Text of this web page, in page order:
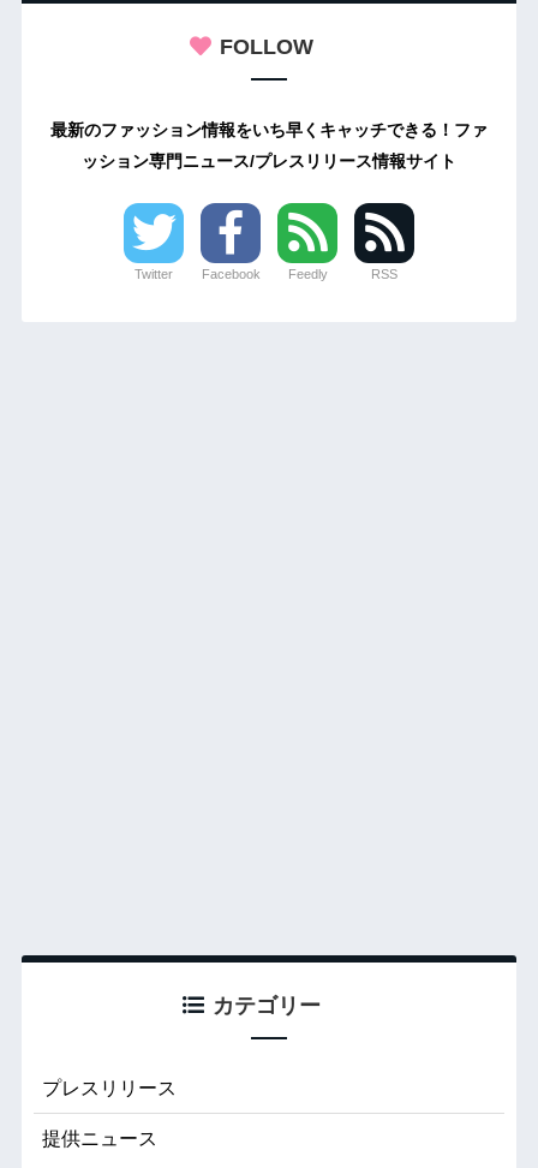
FOLLOW
最新のファッション情報をいち早くキャッチできる！ファ
ッション専門ニュース/プレスリリース情報サイト
Twitter Facebook Feedly RSS
カテゴリー
プレスリリース
提供ニュース